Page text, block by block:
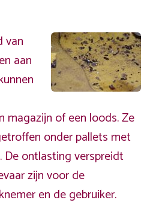
van
aan
magazijn of een loods. Ze
onder pallets met
ontlasting verspreidt
zijn voor de
en de gebruiker.